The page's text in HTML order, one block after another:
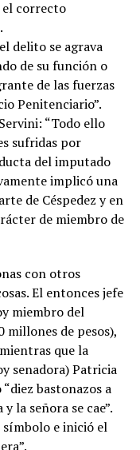
el correcto
delito se agrava
de su función o
de las fuerzas
Penitenciario”.
“Todo ello
sufridas por
del imputado
implicó una
de Céspedez y en
de miembro de
con otros
El entonces jefe
miembro del
millones de pesos),
que la
senadora) Patricia
bastonazos a
la señora se cae”.
e inició el